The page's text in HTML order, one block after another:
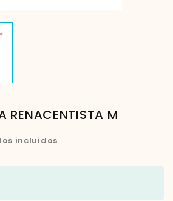
RENACENTISTA M
incluidos